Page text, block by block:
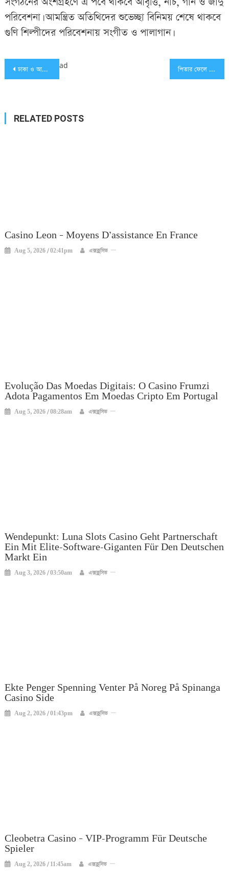
পরিবেশনা। আমন্ত্রিত অতিথিদের শুভেচ্ছা বিনিময় শেষে থাকবে
গুণি শিল্পীদের পরিবেশনায় সংগীত ও পালাগান।
Post
ঢাকা ও আশপাশের এলাকায় ১২ প্লাটুন বিজিবি মোতায়েন পিতার ফেলে যাওয়া ছোট্ট আফিয়ার পাশে দাঁড়ালের তারেক রহমান
ad
RELATED POSTS
Casino Leon – Moyens D’assistance En France
Aug 5, 2026 / 02:41pm এক্সক্লুসিভ
Evolução Das Moedas Digitais: O Casino Frumzi
Adota Pagamentos Em Moedas Cripto Em Portugal
Aug 5, 2026 / 08:28am এক্সক্লুসিভ
Wendepunkt: Luna Slots Casino Geht Partnerschaft
Ein Mit Elite-Software-Giganten Für Den Deutschen
Markt Ein
Aug 3, 2026 / 03:50am এক্সক্লুসিভ
Ekte Penger Spenning Venter På Noreg På Spinanga
Casino Side
Aug 2, 2026 / 01:43pm এক্সক্লুসিভ
Cleobetra Casino – VIP-Programm Für Deutsche
Spieler
Aug 2, 2026 / 11:45am এক্সক্লুসিভ